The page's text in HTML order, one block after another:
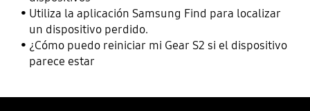
Utiliza la aplicación Samsung Find para localizar
un dispositivo perdido.
¿Cómo puedo reiniciar mi Gear S2 si el dispositivo
parece estar